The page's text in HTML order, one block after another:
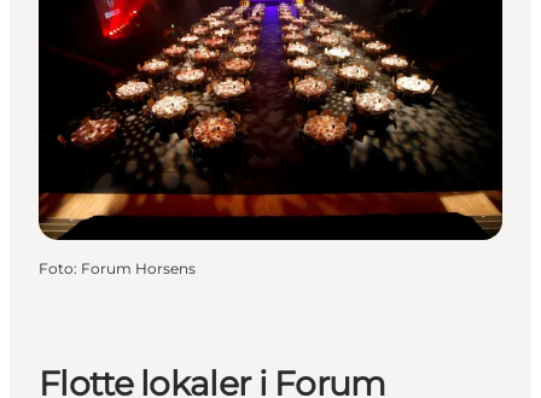
Foto: Forum Horsens
Flotte lokaler i Forum